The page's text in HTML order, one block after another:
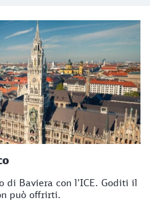
di Baviera con l'ICE. Goditi il
può offrirti.